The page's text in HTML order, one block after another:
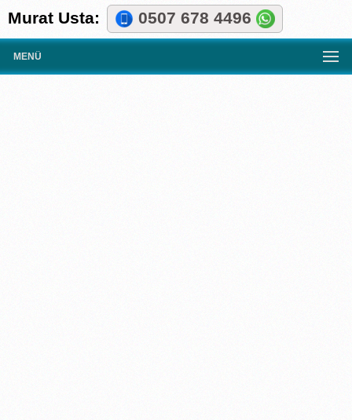
Murat Usta: 0507 678 4496
MENÜ